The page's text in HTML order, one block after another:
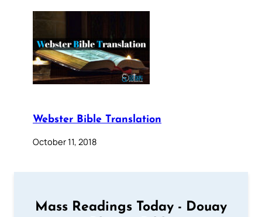
Webster Bible Translation
October 11, 2018
Mass Readings Today - Douay